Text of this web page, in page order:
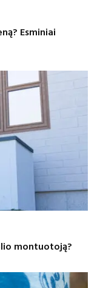
Esminiai
montuotoją?